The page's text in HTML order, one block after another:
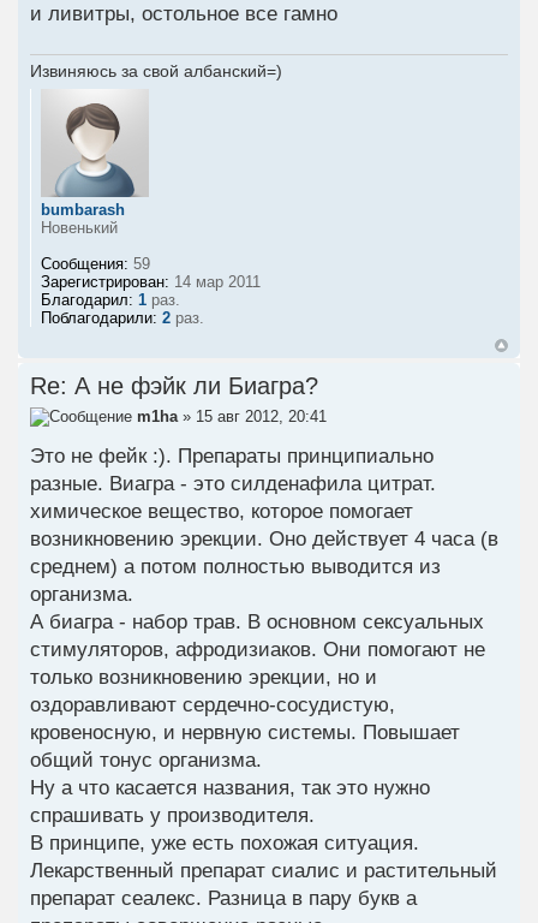
и ливитры, остольное все гамно
Извиняюсь за свой албанский=)
bumbarash
Новенький
Сообщения: 59
Зарегистрирован: 14 мар 2011
Благодарил: 1 раз.
Поблагодарили: 2 раз.
Re: А не фэйк ли Биагра?
m1ha» 15 авг 2012, 20:41
Это не фейк :). Препараты принципиально
разные. Виагра - это силденафила цитрат.
химическое вещество, которое помогает
возникновению эрекции. Оно действует 4 часа (в
среднем) а потом полностью выводится из
организма.
А биагра - набор трав. В основном сексуальных
стимуляторов, афродизиаков. Они помогают не
только возникновению эрекции, но и
оздоравливают сердечно-сосудистую,
кровеносную, и нервную системы. Повышает
общий тонус организма.
Ну а что касается названия, так это нужно
спрашивать у производителя.
В принципе, уже есть похожая ситуация.
Лекарственный препарат сиалис и растительный
препарат сеалекс. Разница в пару букв а